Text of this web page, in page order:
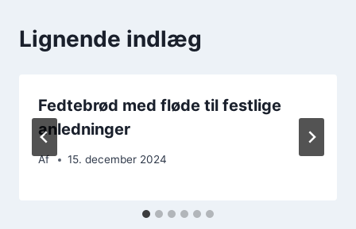
Lignende indlæg
Fedtebrød med fløde til festlige
anledninger
Af 15. december 2024